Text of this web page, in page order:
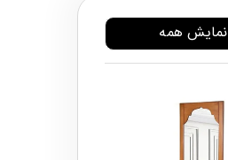
نمایش همه